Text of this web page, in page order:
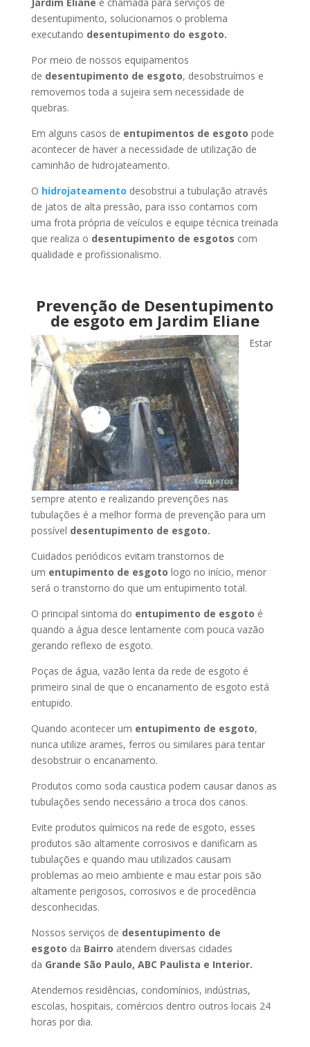
desentupimento, solucionamos o problema
executando desentupimento do esgoto.
Por meio de nossos equipamentos
de desentupimento de esgoto, desobstruímos e
removemos toda a sujeira sem necessidade de
quebras.
Em alguns casos de entupimentos de esgoto pode
acontecer de haver a necessidade de utilização de
caminhão de hidrojateamento.
O hidrojateamento desobstrui a tubulação através
de jatos de alta pressão, para isso contamos com
uma frota própria de veículos e equipe técnica treinada
que realiza o desentupimento de esgotos com
qualidade e profissionalismo.
Prevenção de Desentupimento
de esgoto em Jardim Eliane
Estar
sempre atento e realizando prevenções nas
tubulações é a melhor forma de prevenção para um
possível desentupimento de esgoto.
Cuidados periódicos evitam transtornos de
um entupimento de esgoto logo no início, menor
será o transtorno do que um entupimento total.
O principal sintoma do entupimento de esgoto é
quando a água desce lentamente com pouca vazão
gerando reflexo de esgoto.
Poças de água, vazão lenta da rede de esgoto é
primeiro sinal de que o encanamento de esgoto está
entupido.
Quando acontecer um entupimento de esgoto,
nunca utilize arames, ferros ou similares para tentar
desobstruir o encanamento.
Produtos como soda caustica podem causar danos as
tubulações sendo necessário a troca dos canos.
Evite produtos químicos na rede de esgoto, esses
produtos são altamente corrosivos e danificam as
tubulações e quando mau utilizados causam
problemas ao meio ambiente e mau estar pois são
altamente perigosos, corrosivos e de procedência
desconhecidas.
Nossos serviços de desentupimento de
esgoto da Bairro atendem diversas cidades
da Grande São Paulo, ABC Paulista e Interior.
Atendemos residências, condomínios, indústrias,
escolas, hospitais, comércios dentro outros locais 24
horas por dia.